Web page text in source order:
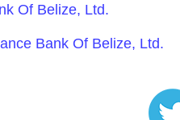
Of Belize, Ltd.
Bank Of Belize, Ltd.